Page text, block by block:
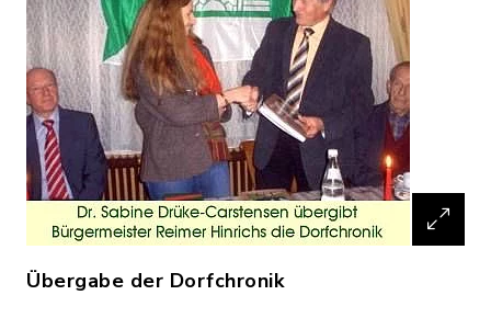
Übergabe der Dorfchronik